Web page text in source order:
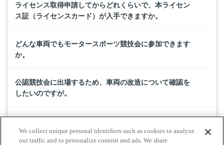
ライセンス取得申請してからどれくらいで、本ライセン
ス証（ライセンスカード）が入手できますか。
どんな車両でもモータースポーツ競技会に参加できます
か。
公認競技会に出場するため、車両の改造について確認を
したいのですが。
り方を教えてください。
We collect unique personal identifiers such as cookies to analyze
our traffic and to personalize content and ads. We share